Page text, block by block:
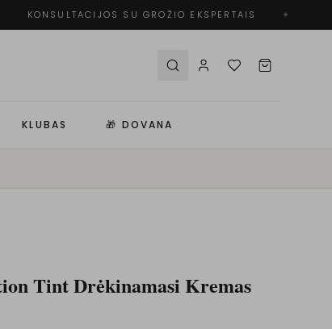
KONSULTACIJOS SU GROŽIO EKSPERTAIS
KLUBAS 🎁 DOVANA
Tint Drėkinamasi Kremas